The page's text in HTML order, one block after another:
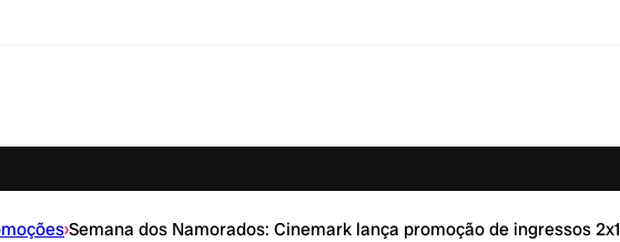
›Semana dos Namorados: Cinemark lança promoção de ingressos 2x1